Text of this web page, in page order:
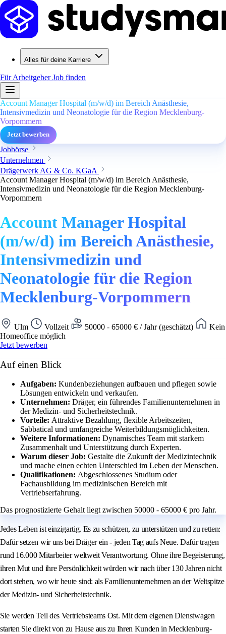
Alles für deine Karriere
Für ArbeitgeberJob finden
Account Manager Hospital (m/w/d) im Bereich Anästhesie,
Intensivmedizin und Neonatologie für die Region Mecklenburg-
Vorpommern
Jetzt bewerben
Jobbörse
Unternehmen
Drägerwerk AG & Co. KGaA
Account Manager Hospital (m/w/d) im Bereich Anästhesie,
Intensivmedizin und Neonatologie für die Region Mecklenburg-
Vorpommern
Account Manager Hospital
(m/w/d) im Bereich Anästhesie,
Intensivmedizin und
Neonatologie für die Region
Mecklenburg-Vorpommern
Ulm Vollzeit 50000 - 65000 € / Jahr (geschätzt)
Kein
Homeoffice möglich
Jetzt bewerben
Auf einen Blick
Aufgaben: Kundenbeziehungen aufbauen und pflegen sowie
Lösungen entwickeln und verkaufen.
Unternehmen: Dräger, ein führendes Familienunternehmen in
der Medizin- und Sicherheitstechnik.
Vorteile: Attraktive Bezahlung, flexible Arbeitszeiten,
Sabbatical und umfangreiche Weiterbildungsmöglichkeiten.
Weitere Informationen: Dynamisches Team mit starkem
Zusammenhalt und Unterstützung durch Experten.
Warum dieser Job: Gestalte die Zukunft der Medizintechnik
und mache einen echten Unterschied im Leben der Menschen.
Qualifikationen: Abgeschlossenes Studium oder
Fachausbildung im medizinischen Bereich mit
Vertriebserfahrung.
Das prognostizierte Gehalt liegt zwischen 50000 - 65000 € pro Jahr.
Jedes Leben ist einzigartig. Es zu schützen, zu unterstützen und zu retten:
Dafür setzen wir uns bei Dräger ein - jeden Tag aufs Neue. Dafür tragen
rund 16.000 Mitarbeiter weltweit Verantwortung. Ohne ihre Begeisterung,
ihren Mut und ihre Persönlichkeit würden wir nach über 130 Jahren nicht
dort stehen, wo wir heute sind: als Familienunternehmen an der Weltspitze
der Medizin- und Sicherheitstechnik.
Sie werden Teil des Vertriebsteams Ost. Mit dem eigenen Dienstwagen
starten Sie direkt von zu Hause aus zu Ihren Kunden in Mecklenburg-